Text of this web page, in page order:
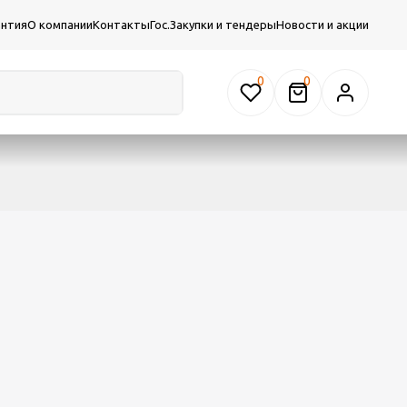
О компанииКонтактыГос.Закупки и тендерыНовости и акции
0